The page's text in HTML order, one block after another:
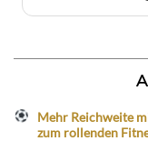
Mehr Reichweite
zum rollenden